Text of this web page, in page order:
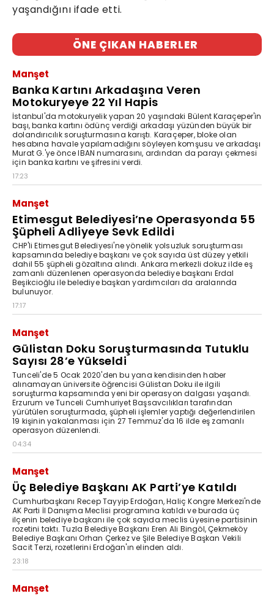
yaşandığını ifade etti.
ÖNE ÇIKAN HABERLER
Manşet
Banka Kartını Arkadaşına Veren
Motokuryeye 22 Yıl Hapis
İstanbul'da motokuryelik yapan 20 yaşındaki Bülent Karaçeper'in
başı, banka kartını ödünç verdiği arkadaşı yüzünden büyük bir
dolandırıcılık soruşturmasına karıştı. Karaçeper, bloke olan
hesabına havale yapılamadığını söyleyen komşusu ve arkadaşı
Murat G.'ye önce IBAN numarasını, ardından da parayı çekmesi
için banka kartını ve şifresini verdi.
17:23
Manşet
Etimesgut Belediyesi’ne Operasyonda 55
Şüpheli Adliyeye Sevk Edildi
CHP'li Etimesgut Belediyesi'ne yönelik yolsuzluk soruşturması
kapsamında belediye başkanı ve çok sayıda üst düzey yetkili
dahil 55 şüpheli gözaltına alındı. Ankara merkezli dokuz ilde eş
zamanlı düzenlenen operasyonda belediye başkanı Erdal
Beşikcioğlu ile belediye başkan yardımcıları da aralarında
bulunuyor.
17:17
Manşet
Gülistan Doku Soruşturmasında Tutuklu
Sayısı 28’e Yükseldi
Tunceli'de 5 Ocak 2020'den bu yana kendisinden haber
alınamayan üniversite öğrencisi Gülistan Doku ile ilgili
soruşturma kapsamında yeni bir operasyon dalgası yaşandı.
Erzurum ve Tunceli Cumhuriyet Başsavcılıkları tarafından
yürütülen soruşturmada, şüpheli işlemler yaptığı değerlendirilen
19 kişinin yakalanması için 27 Temmuz'da 16 ilde eş zamanlı
operasyon düzenlendi.
04:34
Manşet
Üç Belediye Başkanı AK Parti’ye Katıldı
Cumhurbaşkanı Recep Tayyip Erdoğan, Haliç Kongre Merkezi'nde
AK Parti İl Danışma Meclisi programına katıldı ve burada üç
ilçenin belediye başkanı ile çok sayıda meclis üyesine partisinin
rozetini taktı. Tuzla Belediye Başkanı Eren Ali Bingöl, Çekmeköy
Belediye Başkanı Orhan Çerkez ve Şile Belediye Başkan Vekili
Sacit Terzi, rozetlerini Erdoğan'ın elinden aldı.
23:18
Manşet